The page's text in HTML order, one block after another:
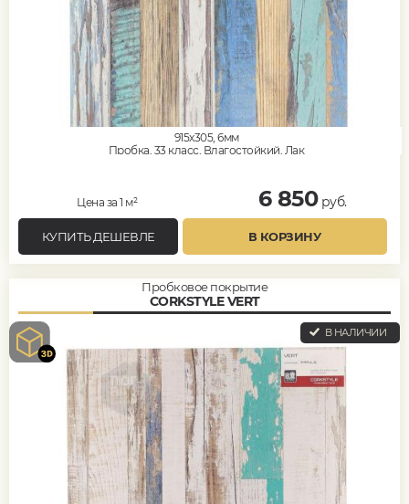
915x305, 6мм
Пробка, 33 класс, Влагостойкий, Лак
Цена за 1 м² 6 850руб.
КУПИТЬ ДЕШЕВЛЕ В КОРЗИНУ
Пробковое покрытие
CORKSTYLE VERT
В НАЛИЧИИ